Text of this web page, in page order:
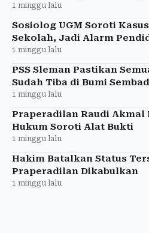
1 minggu lalu
Sosiolog UGM Soroti
Sekolah, Jadi Alarm
1 minggu lalu
PSS Sleman Pastikan
Sudah Tiba di Bumi
1 minggu lalu
Praperadilan Raudi Akmal
Hukum Soroti Alat Bukti
1 minggu lalu
Hakim Batalkan Status
Praperadilan Dikabulkan
1 minggu lalu